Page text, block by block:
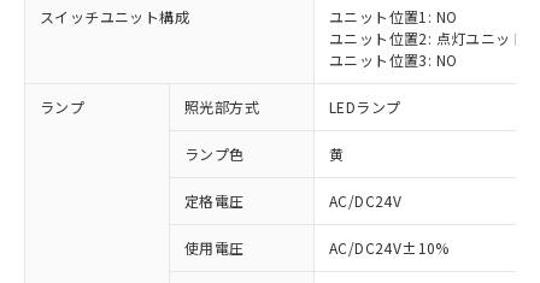
スイッチユニット構成
ユニット位置1: NO
ユニット位置2: 点灯ユニット
ユニット位置3: NO
ランプ 照光部方式 LEDランプ
ランプ色 黄
定格電圧 AC/DC24V
使用電圧 AC/DC24V±10%
※1 対応状況